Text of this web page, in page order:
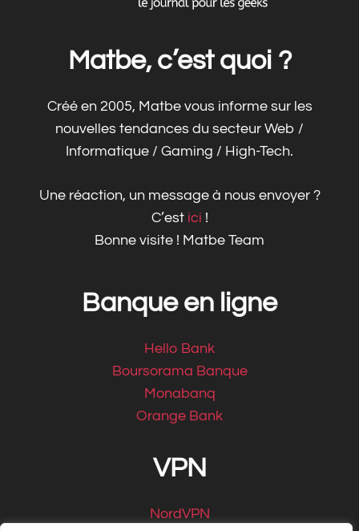
Matbe, c’est quoi ?
Créé en 2005, Matbe vous informe sur les
nouvelles tendances du secteur Web /
Informatique / Gaming / High-Tech.
Une réaction, un message à nous envoyer ?
C’est ici !
Bonne visite ! Matbe Team
Banque en ligne
Hello Bank
Boursorama Banque
Monabanq
Orange Bank
VPN
NordVPN